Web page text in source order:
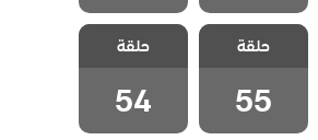
مسلسل هذا
العالم لا يسعني
مدبلج الحلقة 55
حلقة
55
مسلسل هذا
العالم لا يسعني
مدبلج الحلقة 54
حلقة
54